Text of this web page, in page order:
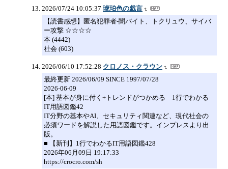
2026/07/24 10:05:37 琥珀色の戯言
【読書感想】匿名犯罪者-闇バイト、トクリュウ、サイバ
ー攻撃 ☆☆☆☆
本 (4442)
社会 (603)
2026/06/10 17:52:28 クロノス・クラウン
最終更新 2026/06/09 SINCE 1997/07/28
2026-06-09
[本] 基本が身に付く+トレンドがつかめる 1行でわかる
IT用語図鑑42
IT分野の基本やAI、セキュリティ関連など、現代社会の
必須ワードを解説した用語図鑑です。インプレスより出
版。
■ 【新刊】1行でわかるIT用語図鑑428
2026年06月09日 19:17:33
https://crocro.com/sh